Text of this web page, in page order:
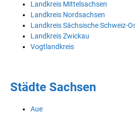
Landkreis Mittelsachsen
Landkreis Nordsachsen
Landkreis Sächsische Schweiz-
Landkreis Zwickau
Vogtlandkreis
Städte Sachsen
Aue